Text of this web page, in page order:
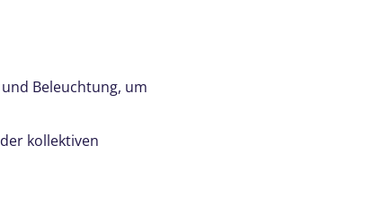
Beleuchtung, um
kollektiven